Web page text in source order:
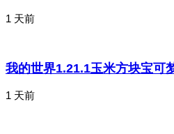
1 天前
我的世界1.21.1玉米方块宝可
1 天前